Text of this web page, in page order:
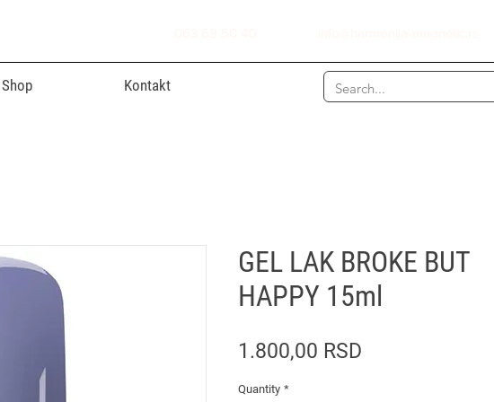
Shop Kontakt
GEL LAK BROKE BUT
HAPPY 15ml
1.800,00 RSD
Quantity *